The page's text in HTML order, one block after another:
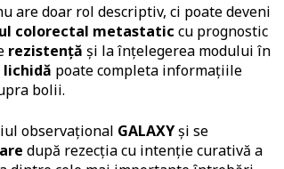
are doar rol descriptiv, ci poate deveni
colorectal metastatic cu prognostic
rezistență și la înțelegerea modului în
lichidă poate completa informațiile
bolii.
observațional GALAXYși se
după rezecția cu intenție curativă a